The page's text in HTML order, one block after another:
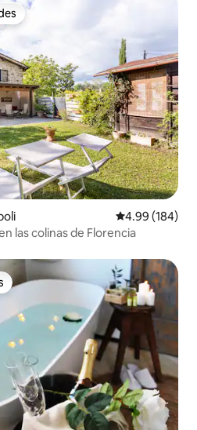
entre huéspedes
Calificación
4.99 (184)
las colinas de Florencia